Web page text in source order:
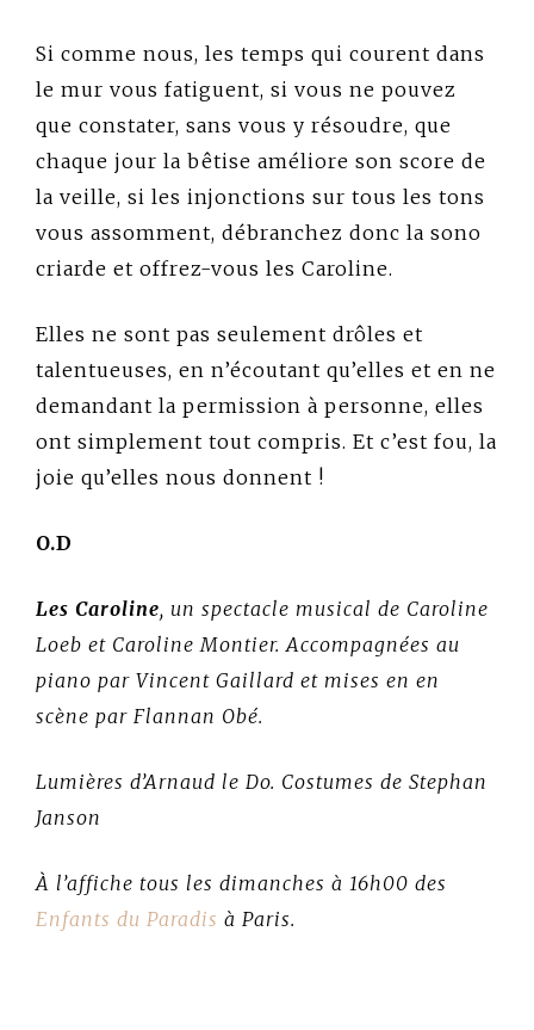
Si comme nous, les temps qui courent dans
le mur vous fatiguent, si vous ne pouvez
que constater, sans vous y résoudre, que
chaque jour la bêtise améliore son score de
la veille, si les injonctions sur tous les tons
vous assomment, débranchez donc la sono
criarde et offrez-vous les Caroline.
Elles ne sont pas seulement drôles et
talentueuses, en n’écoutant qu’elles et en ne
demandant la permission à personne, elles
ont simplement tout compris. Et c’est fou, la
joie qu’elles nous donnent !
O.D
Les Caroline, un spectacle musical de Caroline
Loeb et Caroline Montier. Accompagnées au
piano par Vincent Gaillard et mises en en
scène par Flannan Obé.
Lumières d’Arnaud le Do. Costumes de Stephan
Janson
À l’affiche tous les dimanches à 16h00 des
Enfants du Paradis à Paris.